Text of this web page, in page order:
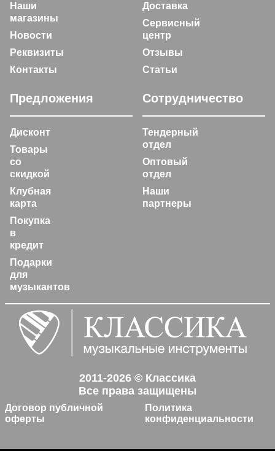
Наши
магазины
Новости
Реквизиты
Контакты
Доставка
Сервисный
центр
Отзывы
Статьи
Предложения
Дисконт
Товары
со
скидкой
Клубная
карта
Покупка
в
кредит
Подарки
для
музыкантов
Сотрудничество
Тендерный
отдел
Оптовый
отдел
Наши
партнеры
2011-2026 © Классика
Все права защищены
Договор публичной
оферты
Политика
конфиденциальности